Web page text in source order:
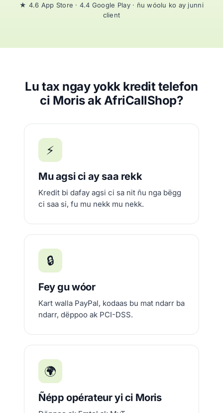
★ 4.6 App Store · 4.4 Google Play · ñu wóolu ko ay junni
client
Lu tax ngay yokk kredit telefon
ci Moris ak AfriCallShop?
⚡
Mu agsi ci ay saa rekk
Kredit bi dafay agsi ci sa nit ñu nga bëgg
ci saa si, fu mu nekk mu nekk.
🔒
Fey gu wóor
Kart walla PayPal, kodaas bu mat ndarr ba
ndarr, dëppoo ak PCI-DSS.
🌍
Ñépp opérateur yi ci Moris